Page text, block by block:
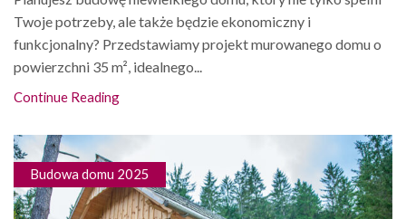
Twoje potrzeby, ale także będzie ekonomiczny i
funkcjonalny? Przedstawiamy projekt murowanego domu o
powierzchni 35 m², idealnego...
Continue Reading
Budowa domu 2025